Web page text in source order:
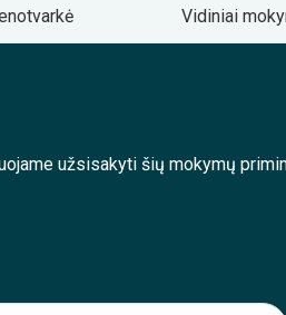
Vidiniai
užsisakyti šių mokymų